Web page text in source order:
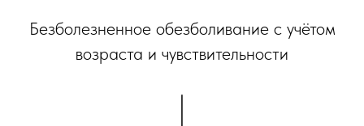
Безболезненное обезболивание с учётом
возраста и чувствительности